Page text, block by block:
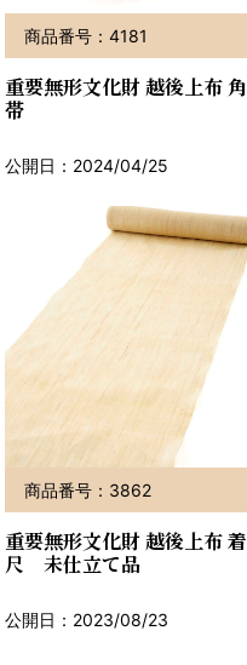
商品番号：4181
重要無形文化財 越後上布 角
帯
公開日：2024/04/25
商品番号：3862
重要無形文化財 越後上布 着
尺 未仕立て品
公開日：2023/08/23